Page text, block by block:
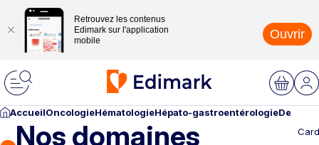
Retrouvez les contenus
Edimark sur l'application
mobile
Ouvrir
AccueilOncologieHématologieHépato-gastroentérologie
Nos domaines